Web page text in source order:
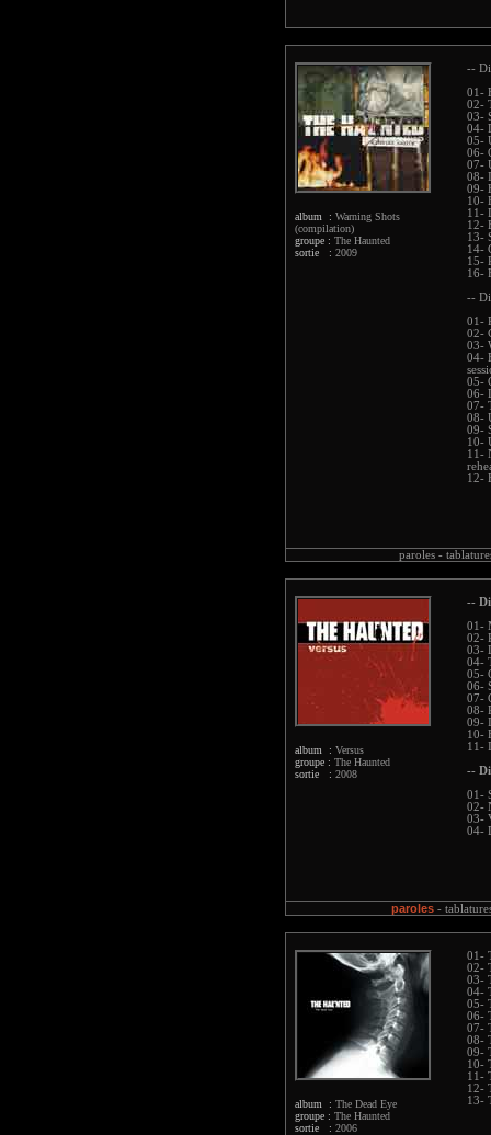
album : Warning Shots
(compilation)
groupe : The Haunted
sortie : 2009
--
01-
02-
03-
04-
05-
06-
07-
08-
09-
10-
11-
12-
13-
14-
15-
16-
--
01-
02-
03-
04-
05-
06-
07-
08-
09-
10-
11-
12-
paroles -
album : Versus
groupe : The Haunted
sortie : 2008
--
01-
02-
03-
04-
05-
06-
07-
08-
09-
10-
11-
--
01-
02-
03-
04-
paroles -
album : The Dead Eye
groupe : The Haunted
sortie : 2006
01-
02-
03-
04-
05-
06-
07-
08-
09-
10-
11-
12-
13-